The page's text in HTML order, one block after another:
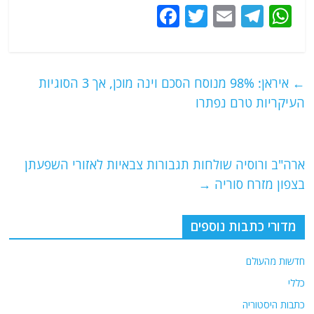
W
s
A
T
g
ra
E
l
T
er
e
k
←
איראן: 98% מנוסח הסכם וינה מוכן, אך 3 הסוגיות
העיקריות טרם נפתרו
ארה"ב ורוסיה שולחות תגבורות צבאיות לאזורי השפעתן
בצפון מזרח סוריה →
מדורי כתבות נוספים
חדשות מהעולם
כללי
כתבות היסטוריה